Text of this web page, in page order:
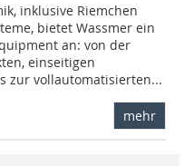
inklusive Riemchen
bietet Wassmer ein
an: von der
einseitigen
zur vollautomatisierten...
mehr